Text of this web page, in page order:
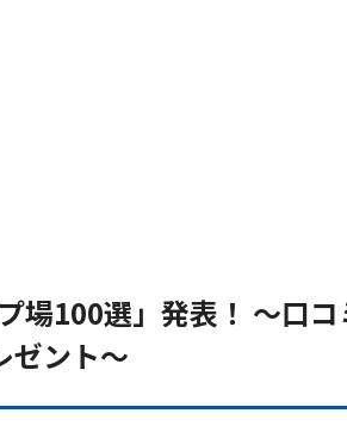
場100選」発表！ ～口
ゼント～